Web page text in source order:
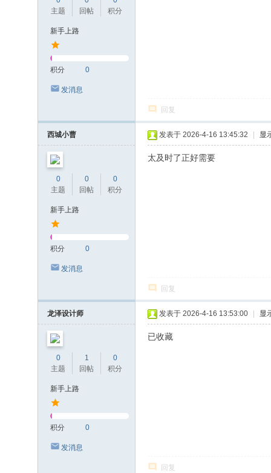
主题
回帖
积分
新手上路
积分 0
发消息
回复
西城小曹
0
主题
0
回帖
0
积分
新手上路
积分 0
发消息
发表于 2026-4-16 13:45:32 显
太及时了正好需要
回复
龙泽设计师
0
主题
1
回帖
0
积分
新手上路
积分 0
发消息
发表于 2026-4-16 13:53:00 显
已收藏
回复